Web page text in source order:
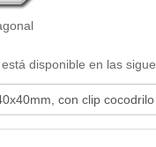
disponible en las